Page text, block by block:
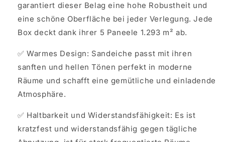
garantiert dieser Belag eine hohe Robustheit und
eine schöne Oberfläche bei jeder Verlegung. Jede
Box deckt dank ihrer 5 Paneele 1.293 m² ab.
✅ Warmes Design: Sandeiche passt mit ihren
sanften und hellen Tönen perfekt in moderne
Räume und schafft eine gemütliche und einladende
Atmosphäre.
✅ Haltbarkeit und Widerstandsfähigkeit: Es ist
kratzfest und widerstandsfähig gegen tägliche